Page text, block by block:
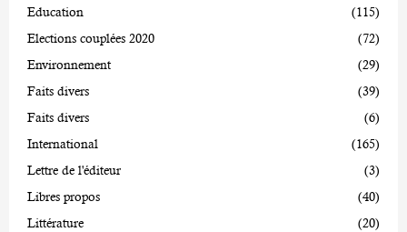
Education
(115)
Elections couplées 2020
(72)
Environnement
(29)
Faits divers
(39)
Faits divers
(6)
International
(165)
Lettre de l'éditeur
(3)
Libres propos
(40)
Littérature
(20)